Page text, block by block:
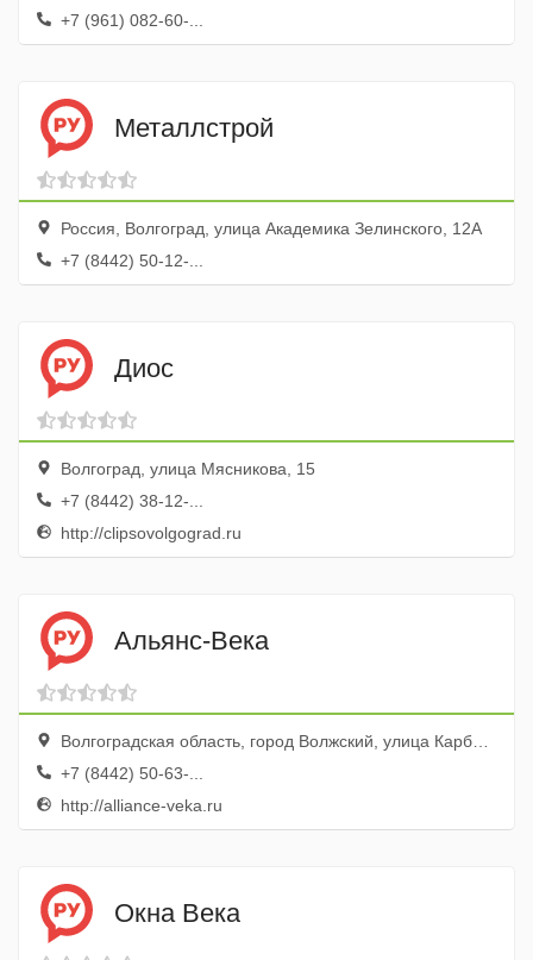
+7 (961) 082-60-...
Металлстрой
Россия, Волгоград, улица Академика Зелинского, 12А
+7 (8442) 50-12-...
Диос
Волгоград, улица Мясникова, 15
+7 (8442) 38-12-...
http://clipsovolgograd.ru
Альянс-Века
Волгоградская область, город Волжский, улица Карбышева, 76, офис 518
+7 (8442) 50-63-...
http://alliance-veka.ru
Окна Века